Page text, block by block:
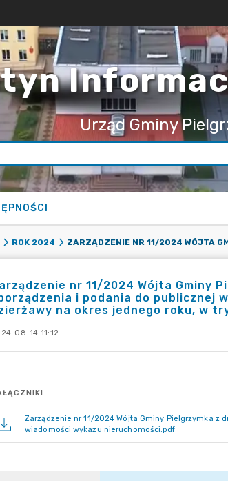
Urząd Gminy
ROK 2024
nr 11/2024 Wójta Gminy
i podania do publicznej
na okres jednego roku, w
08-14 11:12
Zarządzenie nr 11/2024 Wójta Gminy Pielgrzymka z
wiadomości wykazu nieruchomości.pdf